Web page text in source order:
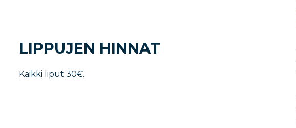
LIPPUJEN HINNAT
Kaikki liput 30€.